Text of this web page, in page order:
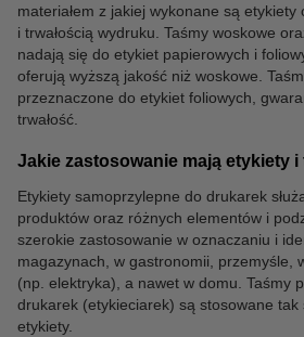
Laminatory
materiałem z jakiej wykonane są
i trwałością wydruku. Taśmy woskowe
nadają się do etykiet papierowych i
oferują wyższą jakość niż woskowe.
przeznaczone do etykiet foliowych,
trwałość.
Jakie zastosowanie mają etykiety
Etykiety samoprzylepne do drukarek
produktów oraz różnych elementów i
szerokie zastosowanie w oznaczaniu i
magazynach, w gastronomii, przemyśle,
(np. elektryka), a nawet w domu. Taśmy
drukarek (etykieciarek) są stosowane tak
etykiety.